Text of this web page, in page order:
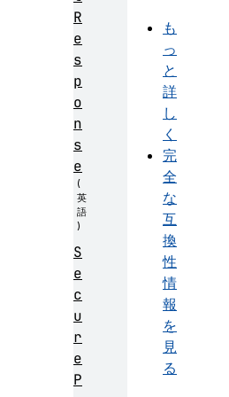
も
っ
と
詳
し
く
完
全
な
互
換
性
情
報
を
見
る
R
e
s
p
o
n
s
e
S
e
c
u
r
e
P